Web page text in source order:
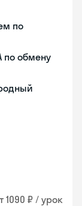
по
по обмену
1090 ₽ / урок